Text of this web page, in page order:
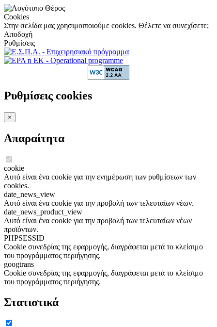
Cookies
Στην σελίδα μας χρησιμοιποιούμε cookies. Θέλετε να συνεχίσετε;
Αποδοχή
Ρυθμίσεις
Ρυθμίσεις cookies
×
Απαραίτητα
cookie
Αυτό είναι ένα cookie για την ενημέρωση των ρυθμίσεων των
cookies.
date_news_view
Αυτό είναι ένα cookie για την προβολή των τελευταίων νέων.
date_news_product_view
Αυτό είναι ένα cookie για την προβολή των τελευταίων νέων
προϊόντων.
PHPSESSID
Cookie συνεδρίας της εφαρμογής, διαγράφεται μετά το κλείσιμο
του προγράμματος περιήγησης.
googtrans
Cookie συνεδρίας της εφαρμογής, διαγράφεται μετά το κλείσιμο
του προγράμματος περιήγησης.
Στατιστικά